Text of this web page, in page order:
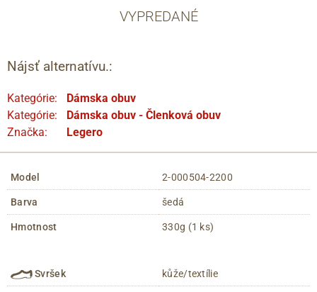
VYPREDANÉ
Nájsť alternatívu.:
Kategórie:
Dámska obuv
Kategórie:
Dámska obuv - Členková obuv
Značka:
Legero
Model 2-000504-2200
Barva šedá
Hmotnost 330g (1 ks)
Svršek kůže/textílie